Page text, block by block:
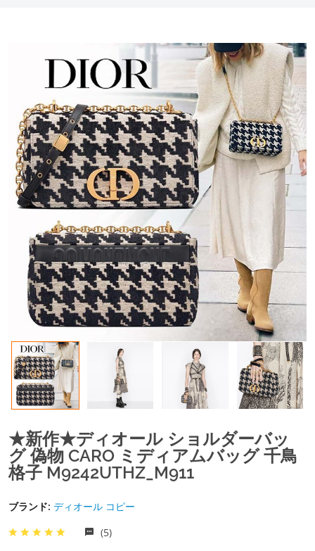
★新作★ディオール ショルダーバッ
グ 偽物 CARO ミディアムバッグ 千鳥
格子 M9242UTHZ_M911
ブランド: ディオール コピー
(5)